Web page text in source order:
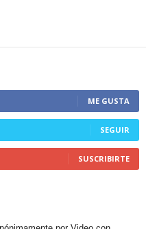
ME GUSTA
SEGUIR
SUSCRIBIRTE